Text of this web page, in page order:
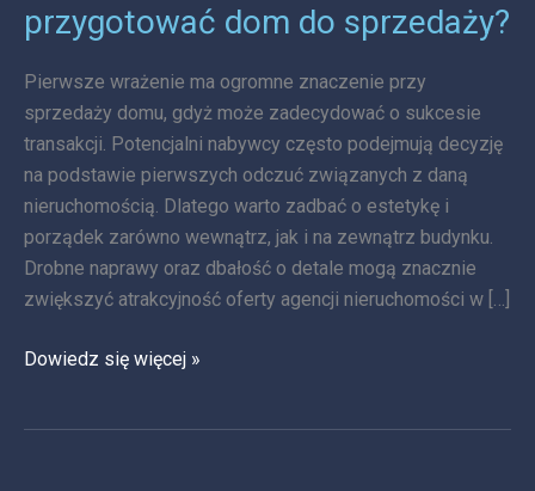
przygotować dom do sprzedaży?
Pierwsze wrażenie ma ogromne znaczenie przy
sprzedaży domu, gdyż może zadecydować o sukcesie
transakcji. Potencjalni nabywcy często podejmują decyzję
na podstawie pierwszych odczuć związanych z daną
nieruchomością. Dlatego warto zadbać o estetykę i
porządek zarówno wewnątrz, jak i na zewnątrz budynku.
Drobne naprawy oraz dbałość o detale mogą znacznie
zwiększyć atrakcyjność oferty agencji nieruchomości w […]
Dowiedz się więcej »